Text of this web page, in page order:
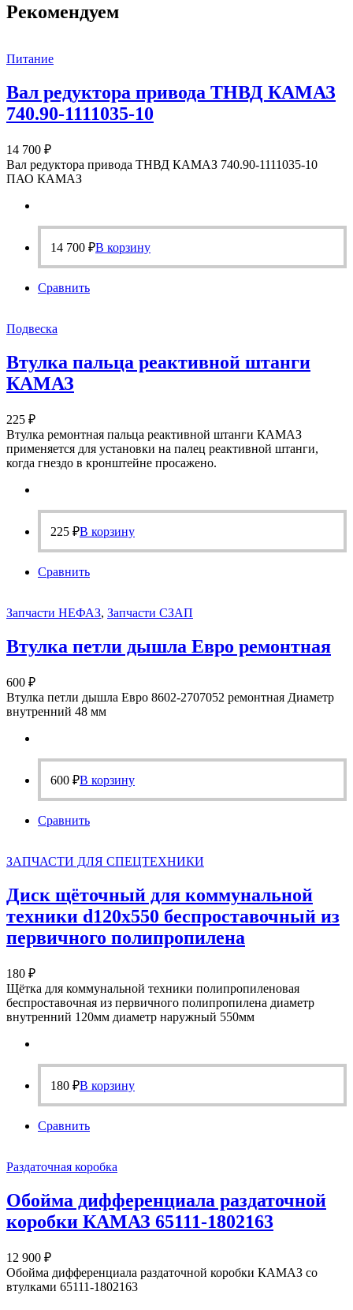
Рекомендуем
Питание
Вал редуктора привода ТНВД КАМАЗ
740.90-1111035-10
14 700 ₽
Вал редуктора привода ТНВД КАМАЗ 740.90-1111035-10
ПАО КАМАЗ
14 700 ₽В корзину
Сравнить
Подвеска
Втулка пальца реактивной штанги
КАМАЗ
225 ₽
Втулка ремонтная пальца реактивной штанги КАМАЗ
применяется для установки на палец реактивной штанги,
когда гнездо в кронштейне просажено.
225 ₽В корзину
Сравнить
Запчасти НЕФАЗ, Запчасти СЗАП
Втулка петли дышла Евро ремонтная
600 ₽
Втулка петли дышла Евро 8602-2707052 ремонтная Диаметр
внутренний 48 мм
600 ₽В корзину
Сравнить
ЗАПЧАСТИ ДЛЯ СПЕЦТЕХНИКИ
Диск щёточный для коммунальной
техники d120х550 беспроставочный из
первичного полипропилена
180 ₽
Щётка для коммунальной техники полипропиленовая
беспроставочная из первичного полипропилена диаметр
внутренний 120мм диаметр наружный 550мм
180 ₽В корзину
Сравнить
Раздаточная коробка
Обойма дифференциала раздаточной
коробки КАМАЗ 65111-1802163
12 900 ₽
Обойма дифференциала раздаточной коробки КАМАЗ со
втулками 65111-1802163